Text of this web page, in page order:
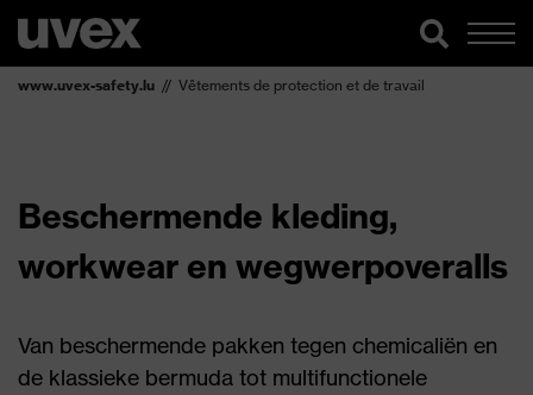
www.uvex-safety.lu Vêtements de protection et de travail
Beschermende kleding,
workwear en wegwerpoveralls
Van beschermende pakken tegen chemicaliën en
de klassieke bermuda tot multifunctionele